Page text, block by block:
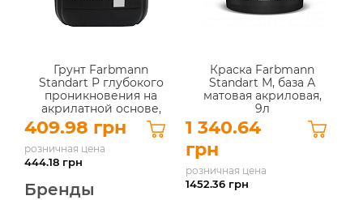
Грунт Farbmann
Standart P глубокого
проникновения на
акрилатной основе,
10 л
409.98 грн
розничная цена
444.18 грн
Краска Farbmann
Standart М, база А
матовая акриловая,
9л
1 340.64
грн
розничная цена
1452.36 грн
Бренды